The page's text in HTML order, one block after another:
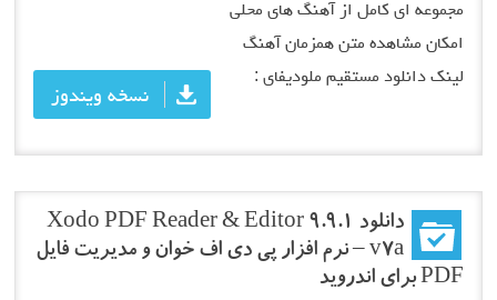
مجموعه ای کامل از آهنگ های محلی
امکان مشاهده متن همزمان آهنگ
لینک دانلود مستقیم ملودیفای :
نسخه ویندوز
دانلود Xodo PDF Reader & Editor 9.9.1
v7a – نرم افزار پی دی اف خوان و مدیریت فایل
PDF برای اندروید